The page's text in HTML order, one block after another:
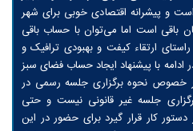
و پیشرانه اقتصادی خوبی برای شهر
باقی است اما می‌توان با حساب باقی
ارتقاء کیفت و بهبودی ترافیک و
با پیشنهاد ایجاد حساب فضای سبز
خصوص نحوه برگزاری جلسه رسمی در
جلسه غیر قانونی نیست و حتی
کار قرار گیرد برای حضور در این